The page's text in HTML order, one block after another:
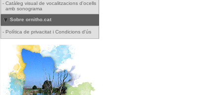
- Catàleg visual de vocalitzacions d'ocells
amb sonograma
Sobre ornitho.cat
- Política de privacitat i Condicions d'ús